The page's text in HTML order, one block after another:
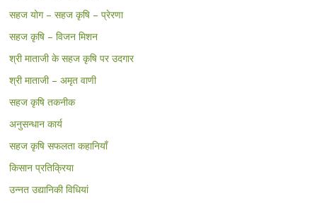
सहज योग – सहज कृषि – प्रेरणा
सहज कृषि – विजन मिशन
श्री माताजी के सहज कृषि पर उदगार
श्री माताजी – अमृत वाणी
सहज कृषि तकनीक
अनुसन्धान कार्य
सहज कृषि सफलता कहानियाँ
किसान प्रतिक्रिया
उन्नत उद्यानिकी विधियां